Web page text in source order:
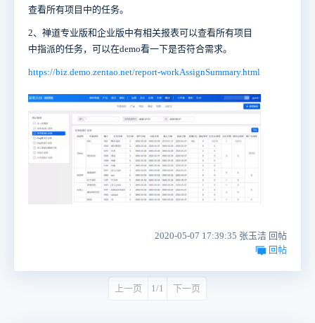
查看所有项目中的任务。
2、禅道专业版和企业版中有相关报表可以查看所有项目
中指派的任务，可以在demo看一下是否符合需求。
https://biz.demo.zentao.net/report-workAssignSummary.html
2020-05-07 17:39:35 张玉洁 回帖
回帖
上一页 1/1 下一页